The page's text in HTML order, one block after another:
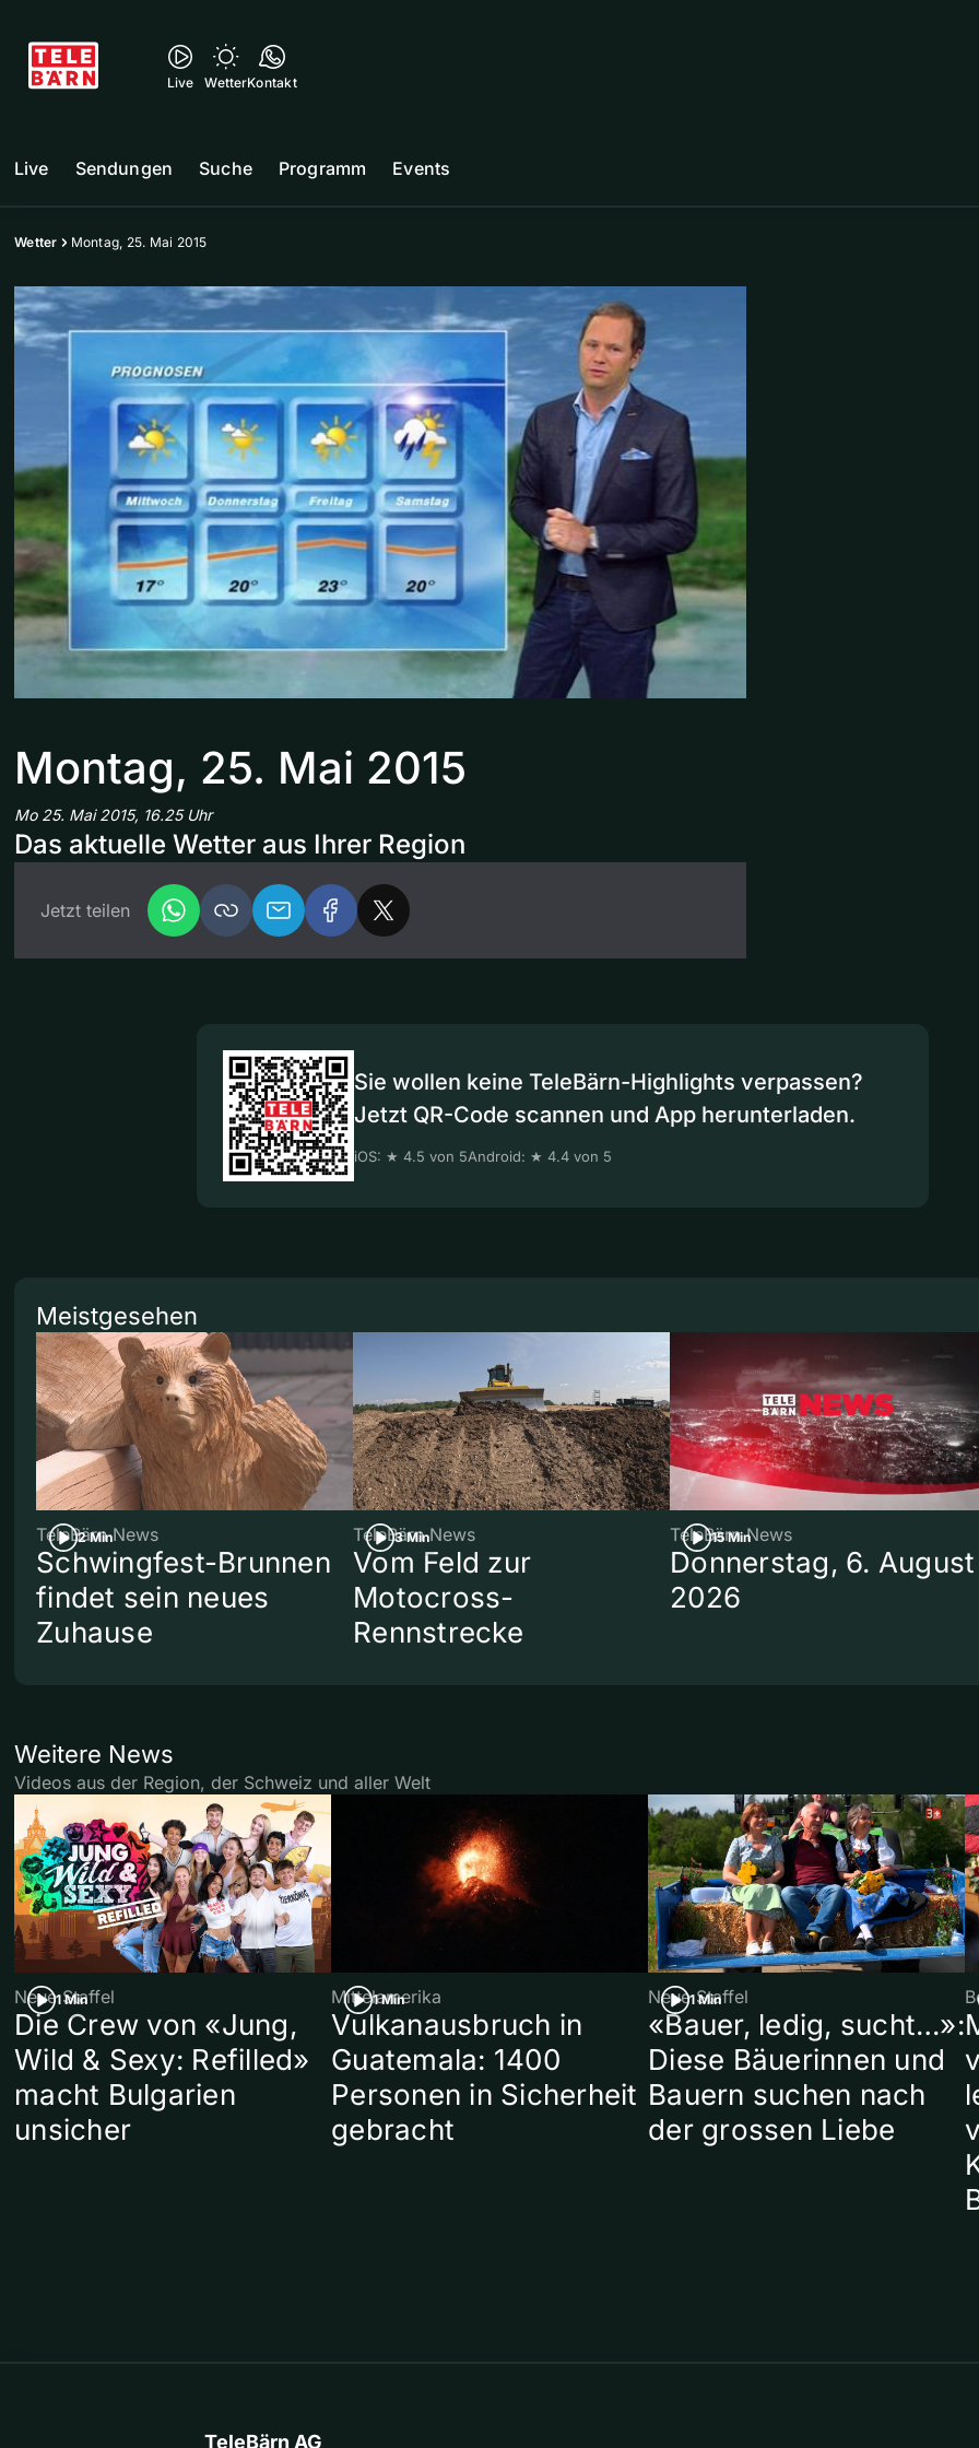
Live WetterKontakt
Live Sendungen Suche Programm Events
Wetter Montag, 25. Mai 2015
Montag, 25. Mai 2015
Mo 25. Mai 2015, 16.25 Uhr
Das aktuelle Wetter aus Ihrer Region
Jetzt teilen
Sie wollen keine TeleBärn-Highlights verpassen?
Jetzt QR-Code scannen und App herunterladen.
iOS: ★ 4.5 von 5Android: ★ 4.4 von 5
Meistgesehen
2 Min
TeleBärn News
Schwingfest-Brunnen
findet sein neues
Zuhause
3 Min
TeleBärn News
Vom Feld zur
Motocross-
Rennstrecke
15 Min
TeleBärn News
Donnerstag, 6. August
2026
Weitere News
Videos aus der Region, der Schweiz und aller Welt
1 Min
Neue Staffel
Die Crew von «Jung,
Wild & Sexy: Refilled»
macht Bulgarien
unsicher
1 Min
Mittelamerika
Vulkanausbruch in
Guatemala: 1400
Personen in Sicherheit
gebracht
1 Min
Neue Staffel
«Bauer, ledig, sucht…»:
Diese Bäuerinnen und
Bauern suchen nach
der grossen Liebe
TeleBärn AG